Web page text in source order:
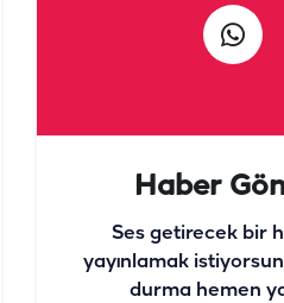
Haber
Ses getirecek bir
yayınlamak
durma hemen